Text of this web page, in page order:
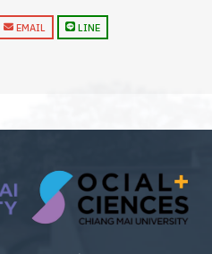
EMAIL LINE